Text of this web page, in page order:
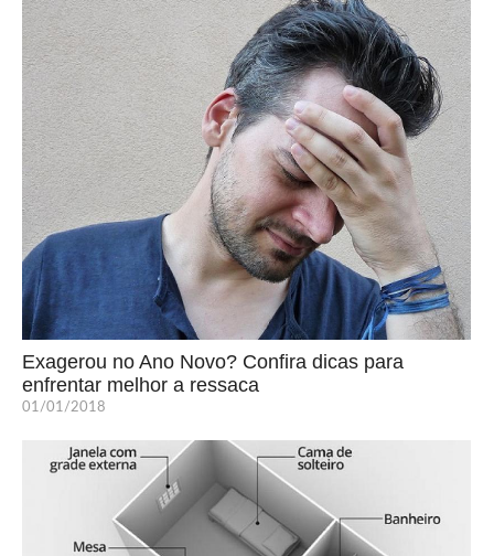
Exagerou no Ano Novo? Confira dicas para
enfrentar melhor a ressaca
01/01/2018